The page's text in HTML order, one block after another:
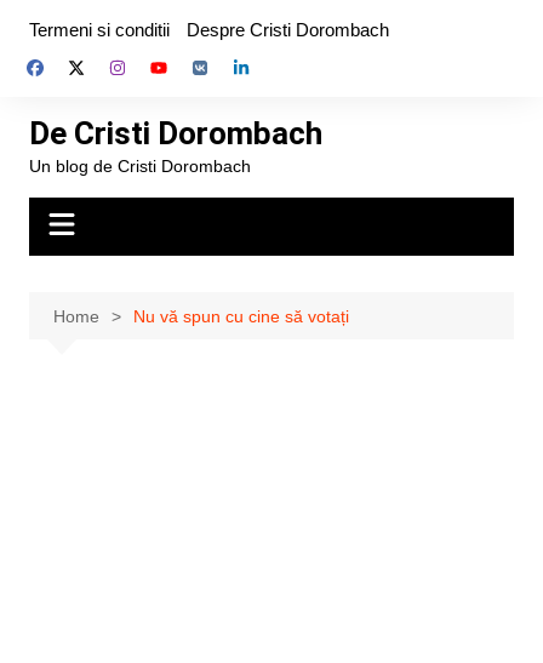
content
Termeni si conditii Despre Cristi Dorombach
De Cristi Dorombach
Un blog de Cristi Dorombach
Home Nu vă spun cu cine să votați